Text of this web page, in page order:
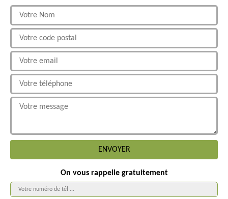
On vous rappelle gratuitement